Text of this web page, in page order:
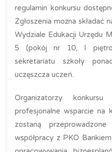
regulamin konkursu
Zgłoszenia można składać
Wydziale Edukacji Urzędu
5 (pokój nr 10, I
sekretariatu szkoły
uczęszcza uczeń.
Organizatorzy konkursu
profesjonalne wsparcie na
zostaną
współpracy z PKO